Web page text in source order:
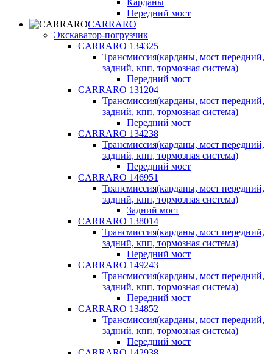
Карданы
Передний мост
CARRARO
Экскаватор-погрузчик
CARRARO 134325
Трансмиссия(карданы, мост передний,
задний, кпп, тормозная система)
Передний мост
CARRARO 131204
Трансмиссия(карданы, мост передний,
задний, кпп, тормозная система)
Передний мост
CARRARO 134238
Трансмиссия(карданы, мост передний,
задний, кпп, тормозная система)
Передний мост
CARRARO 146951
Трансмиссия(карданы, мост передний,
задний, кпп, тормозная система)
Задний мост
CARRARO 138014
Трансмиссия(карданы, мост передний,
задний, кпп, тормозная система)
Передний мост
CARRARO 149243
Трансмиссия(карданы, мост передний,
задний, кпп, тормозная система)
Передний мост
CARRARO 134852
Трансмиссия(карданы, мост передний,
задний, кпп, тормозная система)
Передний мост